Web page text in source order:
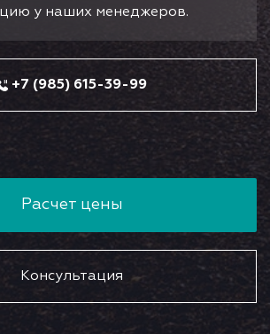
у наших менеджеров.
+7 (985) 615-39-99
Расчет цены
Консультация